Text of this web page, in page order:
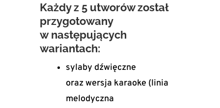
Każdy z 5 utworów został
przygotowany
w następujących
wariantach:
sylaby dźwięczne
oraz wersja karaoke (linia
melodyczna